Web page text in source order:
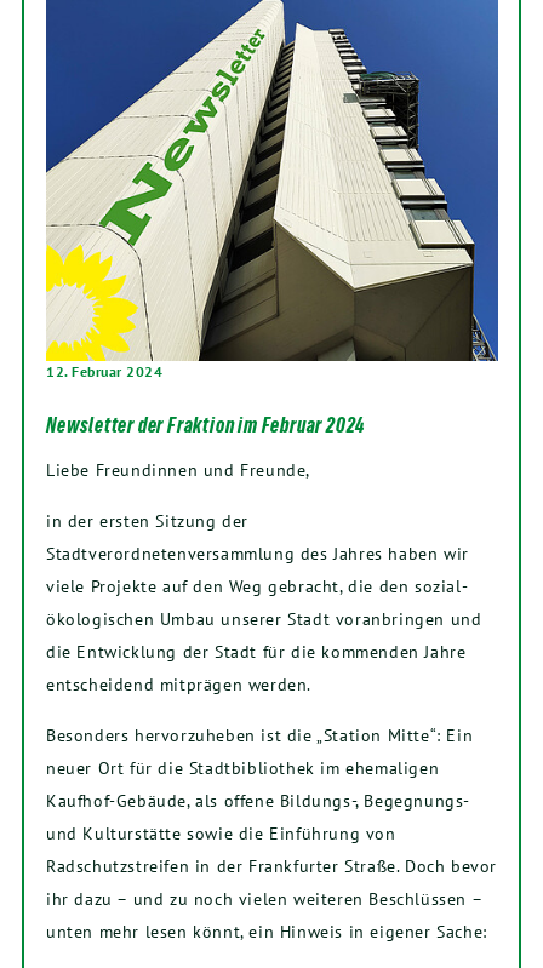
12. Februar 2024
Newsletter der Fraktion im Februar 2024
Liebe Freundinnen und Freunde,
in der ersten Sitzung der
Stadtverordnetenversammlung des Jahres haben wir
viele Projekte auf den Weg gebracht, die den sozial-
ökologischen Umbau unserer Stadt voranbringen und
die Entwicklung der Stadt für die kommenden Jahre
entscheidend mitprägen werden.
Besonders hervorzuheben ist die „Station Mitte“: Ein
neuer Ort für die Stadtbibliothek im ehemaligen
Kaufhof-Gebäude, als offene Bildungs-, Begegnungs-
und Kulturstätte sowie die Einführung von
Radschutzstreifen in der Frankfurter Straße. Doch bevor
ihr dazu – und zu noch vielen weiteren Beschlüssen –
unten mehr lesen könnt, ein Hinweis in eigener Sache: